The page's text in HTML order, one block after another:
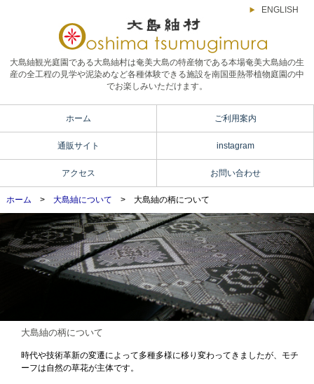
ENGLISH
大島紬観光庭園である大島紬村は奄美大島の特産物である本場奄美大島紬の生
産の全工程の見学や泥染めなど各種体験できる施設を南国亜熱帯植物庭園の中
でお楽しみいただけます。
ホーム ご利用案内
通販サイト instagram
アクセス お問い合わせ
ホーム > 大島紬について > 大島紬の柄について
大島紬の柄について
時代や技術革新の変遷によって多種多様に移り変わってきましたが、モチ
ーフは自然の草花が主体です。